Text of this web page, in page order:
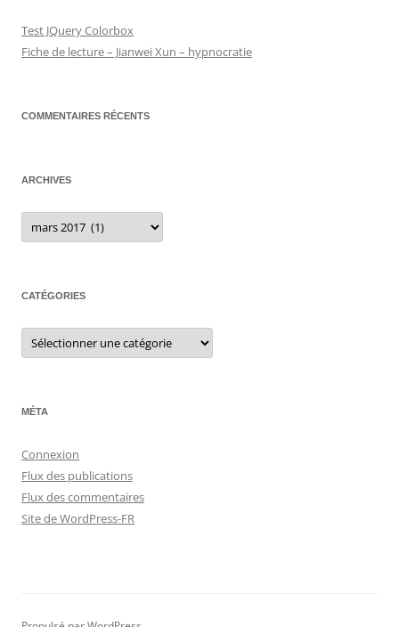
Test JQuery Colorbox
Fiche de lecture – Jianwei Xun – hypnocratie
COMMENTAIRES RÉCENTS
ARCHIVES
Archives
CATÉGORIES
Catégories
MÉTA
Connexion
Flux des publications
Flux des commentaires
Site de WordPress-FR